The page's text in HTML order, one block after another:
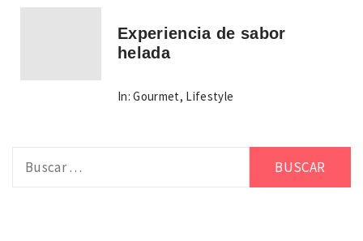
Experiencia de sabor
helada
In: Gourmet, Lifestyle